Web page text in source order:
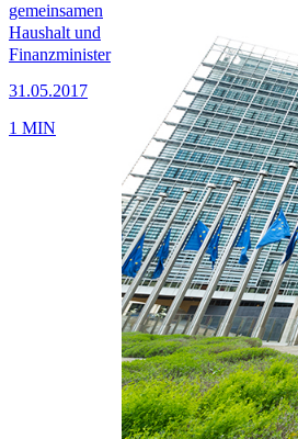
gemeinsamen
Haushalt und
Finanzminister
31.05.2017
1 MIN